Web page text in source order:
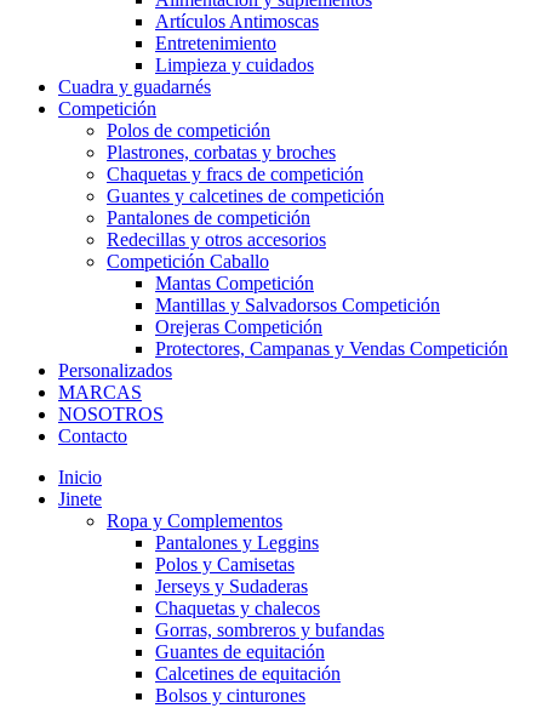
Artículos Antimoscas
Entretenimiento
Limpieza y cuidados
Cuadra y guadarnés
Competición
Polos de competición
Plastrones, corbatas y broches
Chaquetas y fracs de competición
Guantes y calcetines de competición
Pantalones de competición
Redecillas y otros accesorios
Competición Caballo
Mantas Competición
Mantillas y Salvadorsos Competición
Orejeras Competición
Protectores, Campanas y Vendas Competición
Personalizados
MARCAS
NOSOTROS
Contacto
Inicio
Jinete
Ropa y Complementos
Pantalones y Leggins
Polos y Camisetas
Jerseys y Sudaderas
Chaquetas y chalecos
Gorras, sombreros y bufandas
Guantes de equitación
Calcetines de equitación
Bolsos y cinturones